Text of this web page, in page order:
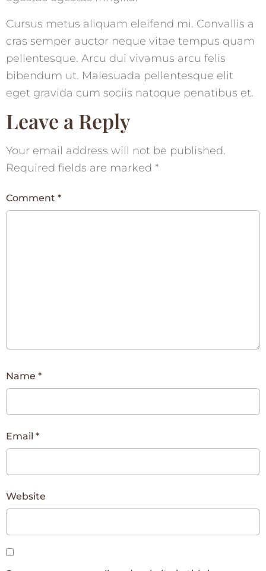
Cursus metus aliquam eleifend mi. Convallis a
cras semper auctor neque vitae tempus quam
pellentesque. Arcu dui vivamus arcu felis
bibendum ut. Malesuada pellentesque elit
eget gravida cum sociis natoque penatibus et.
Leave a Reply
Your email address will not be published.
Required fields are marked *
Comment *
Name *
Email *
Website